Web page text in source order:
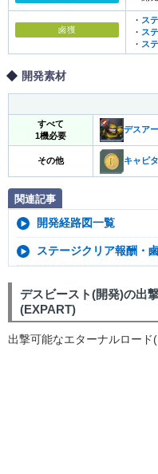
鹵獲
・ ス
・ ス
・ ス
開発素材
すべて
1機必要
デスア
その他 キャピ
関連記事
開発経路図一覧
ステージクリア報酬・
デスビースト(開発)の出
(EXPART)
出撃可能なエターナルロード